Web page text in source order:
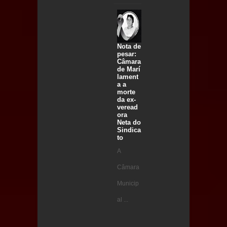
Nota de
pesar:
Câmara
de Marí
lament
a a
morte
da ex-
veread
ora
Neta do
Sindica
to
A
Câmara
Municip
al ...